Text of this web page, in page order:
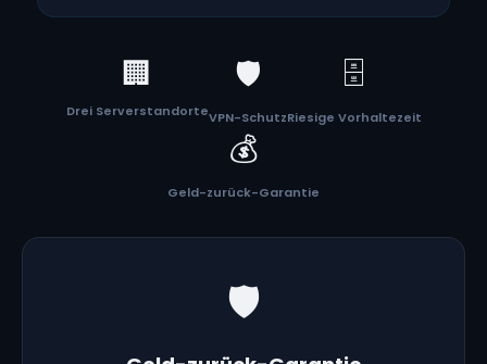
🏢
Drei Serverstandorte
🛡️
VPN-Schutz
🗄️
Riesige Vorhaltezeit
💰
Geld-zurück-Garantie
🛡️